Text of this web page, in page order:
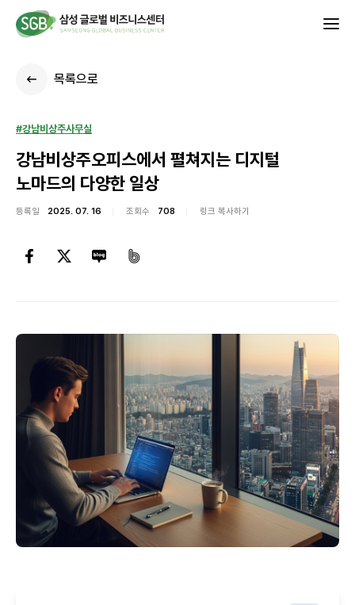
목록으로
#강남비상주사무실
강남비상주오피스에서 펼쳐지는 디지털
노마드의 다양한 일상
등록일 2025. 07. 16 조회수 708 링크 복사하기